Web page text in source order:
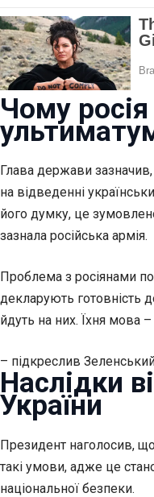
Чому
Глава держави
на відведенні
його думку, це
зазнала російська армія.
Проблема з росіянами
декларують готовність
йдуть на них. Їхня мова
– підкреслив
Наслідки
України
Президент наголосив,
такі умови, адже це
національної безпеки.